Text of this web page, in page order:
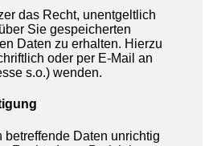
das Recht, unentgeltlich
Sie gespeicherten
Daten zu erhalten. Hierzu
oder per E-Mail an
s.o.) wenden.
betreffende Daten unrichtig